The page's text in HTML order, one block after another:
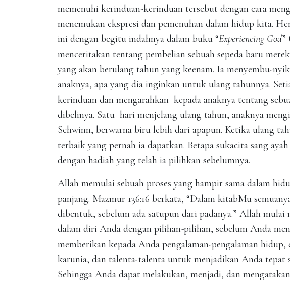
memenuhi kerinduan-kerinduan tersebut dengan cara
menemukan ekspresi dan pemenuhan dalam hidup kita.
ini dengan begitu indahnya dalam buku “Experiencing God”
menceritakan tentang pembelian sebuah sepeda baru
yang akan berulang tahun yang keenam. Ia menyembu-
anaknya, apa yang dia inginkan untuk ulang tahunnya.
kerinduan dan mengarahkan kepada anaknya tentang
dibelinya. Satu hari menjelang ulang tahun, anaknya
Schwinn, berwarna biru lebih dari apapun. Ketika ulang
terbaik yang pernah ia dapatkan. Betapa sukacita sang
dengan hadiah yang telah ia pilihkan sebelumnya.
Allah memulai sebuah proses yang hampir sama dalam
panjang. Mazmur 136:16 berkata, “Dalam kitabMu
dibentuk, sebelum ada satupun dari padanya.” Allah
dalam diri Anda dengan pilihan-pilihan, sebelum Anda
memberikan kepada Anda pengalaman-pengalaman
karunia, dan talenta-talenta untuk menjadikan Anda tepat
Sehingga Anda dapat melakukan, menjadi, dan